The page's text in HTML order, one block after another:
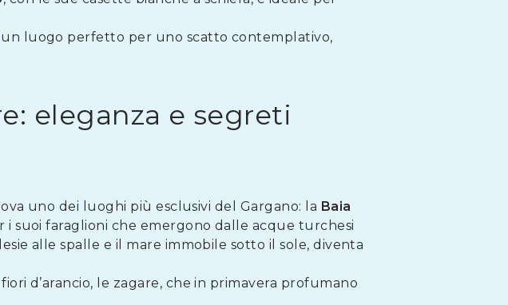
un luogo perfetto per uno scatto contemplativo,
eleganza e segreti
uno dei luoghi più esclusivi del Gargano: la Baia
i suoi faraglioni che emergono dalle acque turchesi
alle spalle e il mare immobile sotto il sole, diventa
d’arancio, le zagare, che in primavera profumano